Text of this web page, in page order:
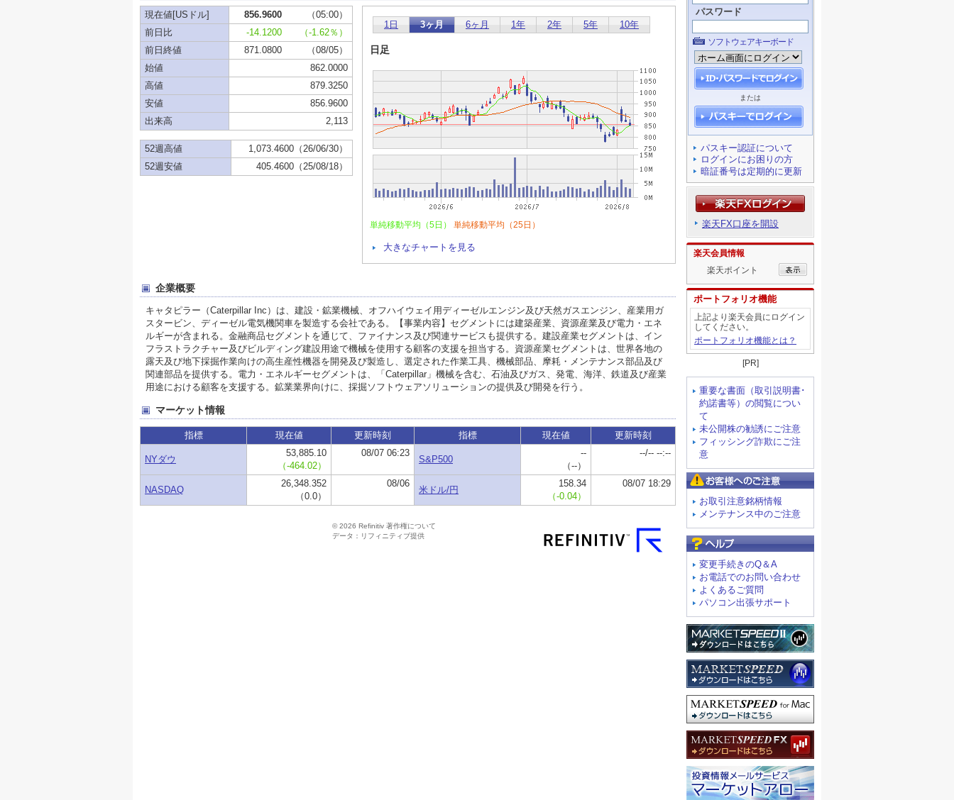
パスワード
ソフトウェアキーボード
または
パスキー認証について
ログインにお困りの方
暗証番号は定期的に更新
楽天FX口座を開設
楽天会員情報
楽天ポイント
ポートフォリオ機能
上記より楽天会員にログイン
してください。
ポートフォリオ機能とは？
[PR]
重要な書面（取引説明書･
約諾書等）の閲覧につい
て
未公開株の勧誘にご注意
フィッシング詐欺にご注
意
お取引注意銘柄情報
メンテナンス中のご注意
変更手続きのQ＆A
お電話でのお問い合わせ
よくあるご質問
パソコン出張サポート